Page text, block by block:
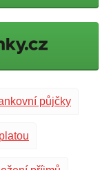
půjčky